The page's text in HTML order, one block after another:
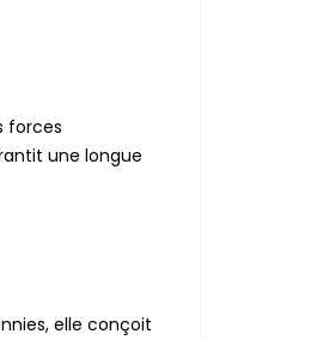
forces
une longue
elle conçoit